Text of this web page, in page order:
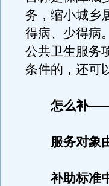
务，缩小城乡
得病、少得病
公共卫生服务
条件的，还可
怎么补
服务对象由
补助标准中